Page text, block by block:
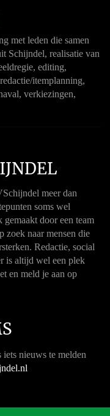
met leden die samen
Schijndel, realisatie van
editing,
itemplanning,
verkiezingen,
meer dan
soms wel
door een team
naar mensen die
Redactie, social
is altijd wel een plek
en meld je aan op
iets nieuws te melden